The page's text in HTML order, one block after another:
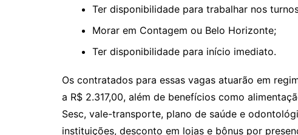
Ter disponibilidade para trabalhar nos
Morar em Contagem ou Belo Horizonte;
Ter disponibilidade para início imediato.
Os contratados para essas vagas atuarão em
a R$ 2.317,00, além de benefícios como
Sesc, vale-transporte, plano de saúde e
instituições, desconto em lojas e bônus por